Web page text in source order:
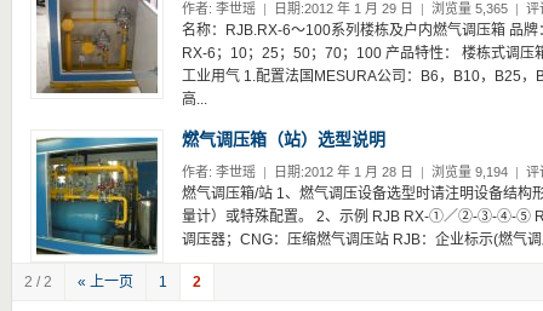
作者: 李世瑶 | 日期:2012 年 1 月 29 日 | 浏览量 5,365 | 评
名称：RJB.RX-6～100系列楼栋及户内燃气调压箱 品
RX-6；10；25；50；70；100 产品特性： 楼栋式调压
工业用气 1.配置法国MESURA公司：B6，B10，B25
高...
燃气调压箱（站）选型说明
作者: 李世瑶 | 日期:2012 年 1 月 28 日 | 浏览量 9,194 | 评
燃气调压箱/站 1、燃气调压设备选型时请注明设备结构
量计）或特殊配置。 2、示例 RJB RX-①／②-③-④-⑤
调压器；CNG：压缩燃气调压站 RJB：企业标示(燃气
2 / 2 « 上一页 1 2